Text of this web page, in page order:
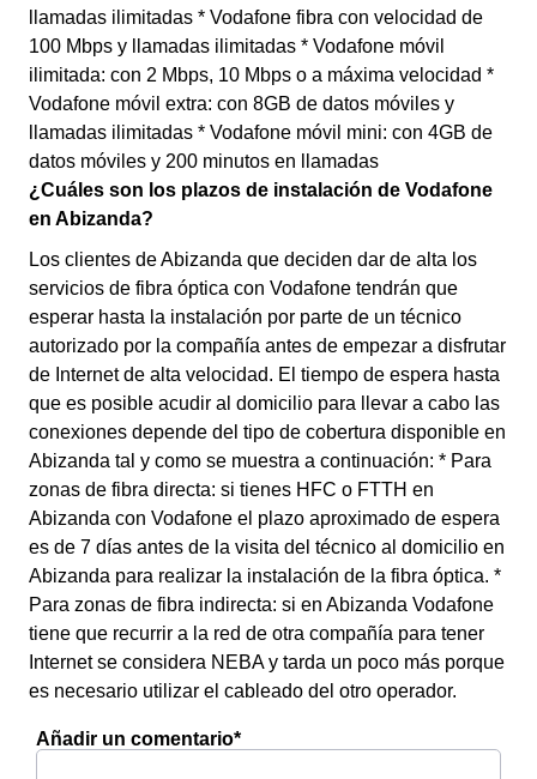
llamadas ilimitadas * Vodafone fibra con velocidad de
100 Mbps y llamadas ilimitadas * Vodafone móvil
ilimitada: con 2 Mbps, 10 Mbps o a máxima velocidad *
Vodafone móvil extra: con 8GB de datos móviles y
llamadas ilimitadas * Vodafone móvil mini: con 4GB de
datos móviles y 200 minutos en llamadas
¿Cuáles son los plazos de instalación de Vodafone
en Abizanda?
Los clientes de Abizanda que deciden dar de alta los
servicios de fibra óptica con Vodafone tendrán que
esperar hasta la instalación por parte de un técnico
autorizado por la compañía antes de empezar a disfrutar
de Internet de alta velocidad. El tiempo de espera hasta
que es posible acudir al domicilio para llevar a cabo las
conexiones depende del tipo de cobertura disponible en
Abizanda tal y como se muestra a continuación: * Para
zonas de fibra directa: si tienes HFC o FTTH en
Abizanda con Vodafone el plazo aproximado de espera
es de 7 días antes de la visita del técnico al domicilio en
Abizanda para realizar la instalación de la fibra óptica. *
Para zonas de fibra indirecta: si en Abizanda Vodafone
tiene que recurrir a la red de otra compañía para tener
Internet se considera NEBA y tarda un poco más porque
es necesario utilizar el cableado del otro operador.
Añadir un comentario*